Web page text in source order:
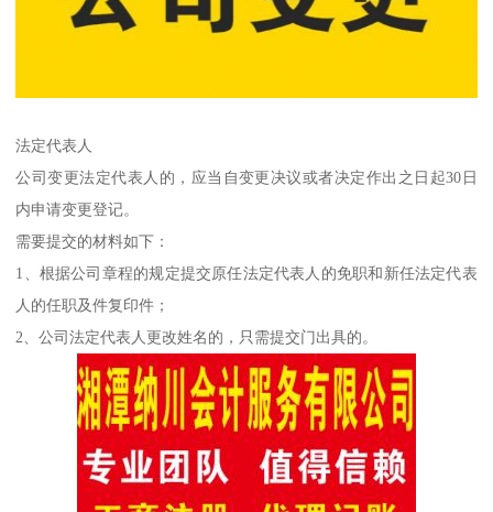
法定代表人
公司变更法定代表人的，应当自变更决议或者决定作出之日起30日
内申请变更登记。
需要提交的材料如下：
1、根据公司章程的规定提交原任法定代表人的免职和新任法定代表
人的任职及件复印件；
2、公司法定代表人更改姓名的，只需提交门出具的。